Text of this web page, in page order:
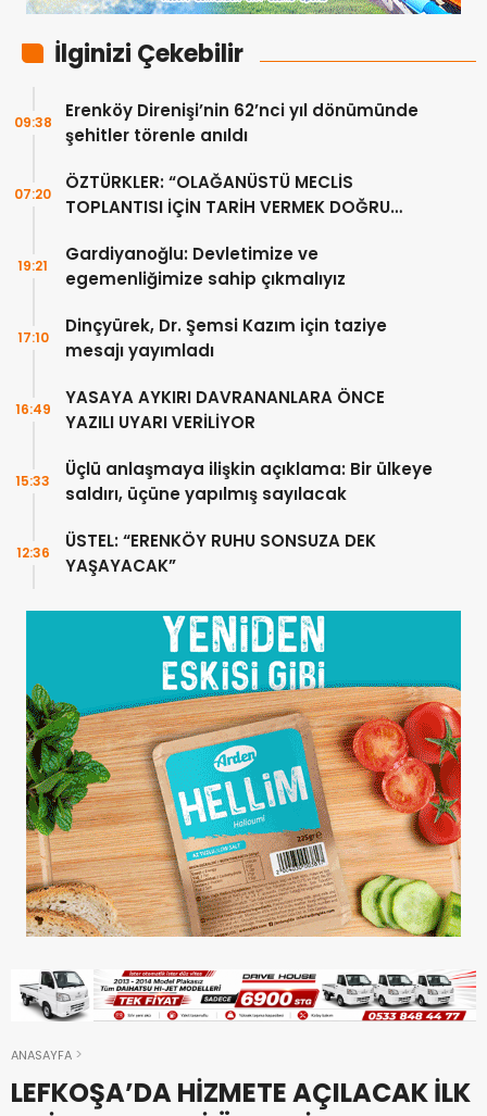
İlginizi Çekebilir
Erenköy Direnişi’nin 62’nci yıl dönümünde
şehitler törenle anıldı
09:38
ÖZTÜRKLER: “OLAĞANÜSTÜ MECLİS
TOPLANTISI İÇİN TARİH VERMEK DOĞRU
07:20
Gardiyanoğlu: Devletimize ve
egemenliğimize sahip çıkmalıyız
19:21
Dinçyürek, Dr. Şemsi Kazım için taziye
mesajı yayımladı
17:10
YASAYA AYKIRI DAVRANANLARA ÖNCE
YAZILI UYARI VERİLİYOR
16:49
Üçlü anlaşmaya ilişkin açıklama: Bir ülkeye
saldırı, üçüne yapılmış sayılacak
15:33
ÜSTEL: “ERENKÖY RUHU SONSUZA DEK
YAŞAYACAK”
12:36
ANASAYFA
LEFKOŞA’DA HİZMETE AÇILACAK İLK